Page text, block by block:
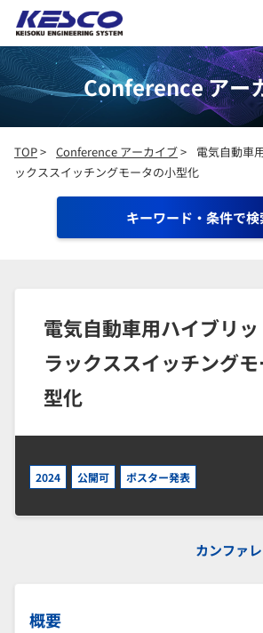
Conference アー
TOP> Conference アーカイブ>
電気自動車
ックススイッチングモータの小型化
キーワード・条件で検
電気自動車用ハイブリ
ラックススイッチング
型化
2024 公開可 ポスター発表
カンファ
概要